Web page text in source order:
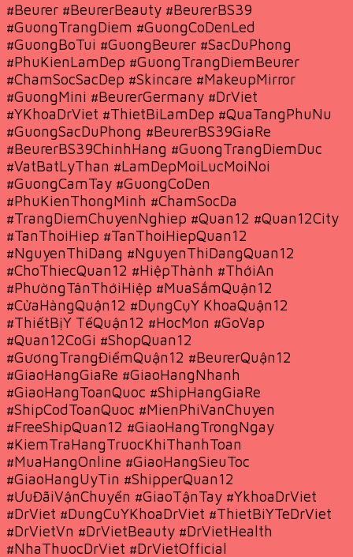
#Beurer #BeurerBeauty #BeurerBS39
#GuongTrangDiem #GuongCoDenLed
#GuongBoTui #GuongBeurer #SacDuPhong
#PhuKienLamDep #GuongTrangDiemBeurer
#ChamSocSacDep #Skincare #MakeupMirror
#GuongMini #BeurerGermany #DrViet
#YKhoaDrViet #ThietBiLamDep #QuaTangPhuNu
#GuongSacDuPhong #BeurerBS39GiaRe
#BeurerBS39ChinhHang #GuongTrangDiemDuc
#VatBatLyThan #LamDepMoiLucMoiNoi
#GuongCamTay #GuongCoDen
#PhuKienThongMinh #ChamSocDa
#TrangDiemChuyenNghiep #Quan12 #Quan12City
#TanThoiHiep #TanThoiHiepQuan12
#NguyenThiDang #NguyenThiDangQuan12
#ChoThiecQuan12 #HiệpThành #ThớiAn
#PhườngTânThớiHiệp #MuaSắmQuận12
#CửaHàngQuận12 #DụngCụY KhoaQuận12
#ThiếtBịY TếQuận12 #HocMon #GoVap
#Quan12CoGi #ShopQuan12
#GươngTrangĐiểmQuận12 #BeurerQuận12
#GiaoHangGiaRe #GiaoHangNhanh
#GiaoHangToanQuoc #ShipHangGiaRe
#ShipCodToanQuoc #MienPhiVanChuyen
#FreeShipQuan12 #GiaoHangTrongNgay
#KiemTraHangTruocKhiThanhToan
#MuaHangOnline #GiaoHangSieuToc
#GiaoHangUyTin #ShipperQuan12
#ƯuĐãiVậnChuyển #GiaoTậnTay #YkhoaDrViet
#DrViet #DungCuYKhoaDrViet #ThietBiYTeDrViet
#DrVietVn #DrVietBeauty #DrVietHealth
#NhaThuocDrViet #DrVietOfficial